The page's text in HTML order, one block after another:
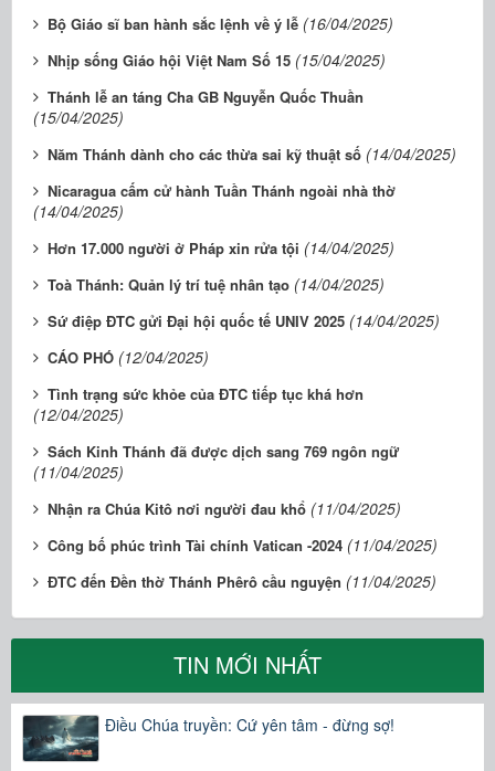
Bộ Giáo sĩ ban hành sắc lệnh về ý lễ (16/04/2025)
Nhịp sống Giáo hội Việt Nam Số 15 (15/04/2025)
Thánh lễ an táng Cha GB Nguyễn Quốc Thuần
(15/04/2025)
Năm Thánh dành cho các thừa sai kỹ thuật số (14/04/2025)
Nicaragua cấm cử hành Tuần Thánh ngoài nhà thờ
(14/04/2025)
Hơn 17.000 người ở Pháp xin rửa tội (14/04/2025)
Toà Thánh: Quản lý trí tuệ nhân tạo (14/04/2025)
Sứ điệp ĐTC gửi Đại hội quốc tế UNIV 2025 (14/04/2025)
CÁO PHÓ (12/04/2025)
Tình trạng sức khỏe của ĐTC tiếp tục khá hơn
(12/04/2025)
Sách Kinh Thánh đã được dịch sang 769 ngôn ngữ
(11/04/2025)
Nhận ra Chúa Kitô nơi người đau khổ (11/04/2025)
Công bố phúc trình Tài chính Vatican -2024 (11/04/2025)
ĐTC đến Đền thờ Thánh Phêrô cầu nguyện (11/04/2025)
TIN MỚI NHẤT
Điều Chúa truyền: Cứ yên tâm - đừng sợ!